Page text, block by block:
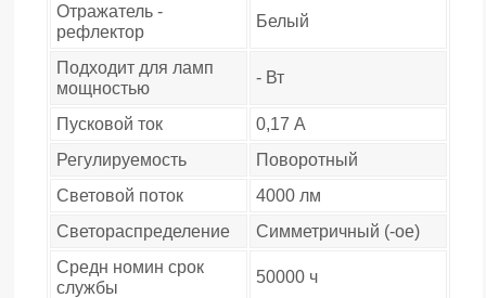
Отражатель -
рефлектор
Белый
Подходит для ламп
мощностью
- Вт
Пусковой ток
0,17 А
Регулируемость
Поворотный
Световой поток
4000 лм
Светораспределение
Симметричный (-ое)
Средн номин срок
службы
50000 ч